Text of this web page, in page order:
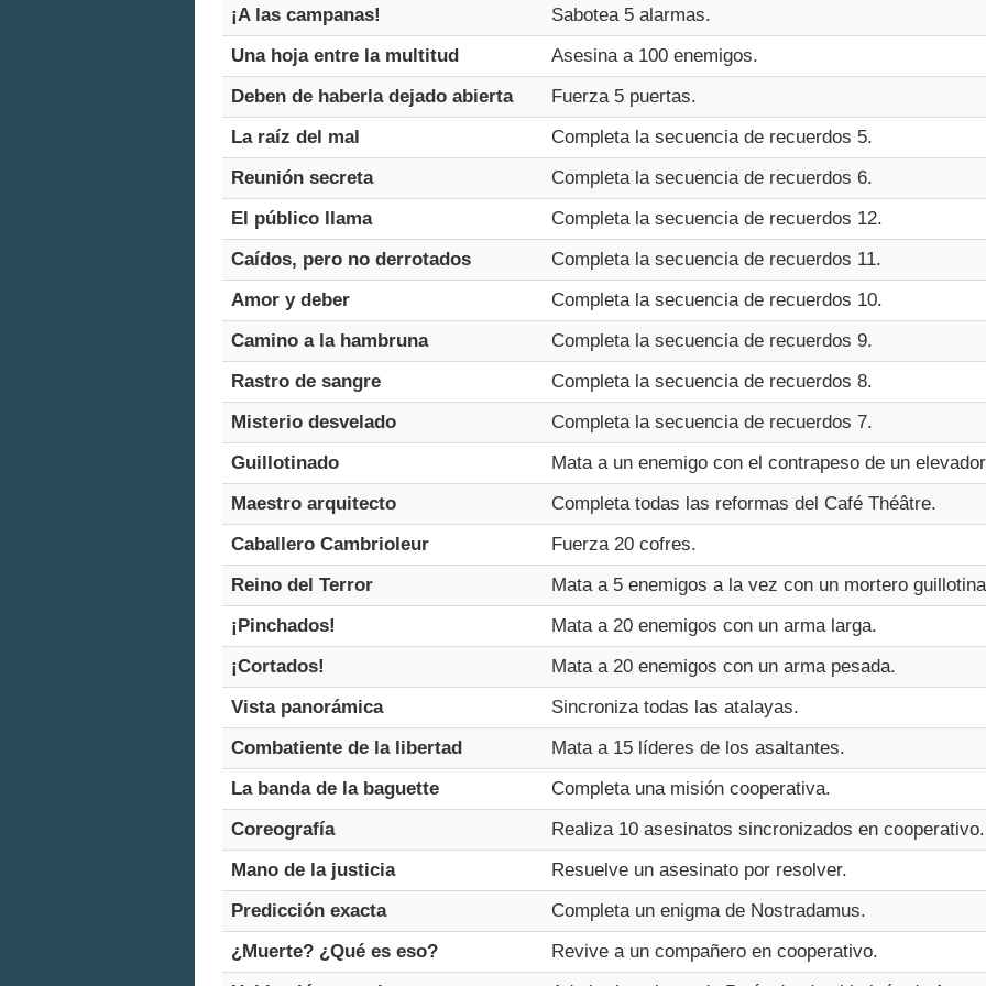
¡A las campanas!
Sabotea 5 alarmas.
Una hoja entre la multitud
Asesina a 100 enemigos.
Deben de haberla dejado abierta
Fuerza 5 puertas.
La raíz del mal
Completa la secuencia de recuerdos 5.
Reunión secreta
Completa la secuencia de recuerdos 6.
El público llama
Completa la secuencia de recuerdos 12.
Caídos, pero no derrotados
Completa la secuencia de recuerdos 11.
Amor y deber
Completa la secuencia de recuerdos 10.
Camino a la hambruna
Completa la secuencia de recuerdos 9.
Rastro de sangre
Completa la secuencia de recuerdos 8.
Misterio desvelado
Completa la secuencia de recuerdos 7.
Guillotinado
Mata a un enemigo con el contrapeso de un
Maestro arquitecto
Completa todas las reformas del Café Théâtre.
Caballero Cambrioleur
Fuerza 20 cofres.
Reino del Terror
Mata a 5 enemigos a la vez con un mortero
¡Pinchados!
Mata a 20 enemigos con un arma larga.
¡Cortados!
Mata a 20 enemigos con un arma pesada.
Vista panorámica
Sincroniza todas las atalayas.
Combatiente de la libertad
Mata a 15 líderes de los asaltantes.
La banda de la baguette
Completa una misión cooperativa.
Coreografía
Realiza 10 asesinatos sincronizados en cooperativo.
Mano de la justicia
Resuelve un asesinato por resolver.
Predicción exacta
Completa un enigma de Nostradamus.
¿Muerte? ¿Qué es eso?
Revive a un compañero en cooperativo.